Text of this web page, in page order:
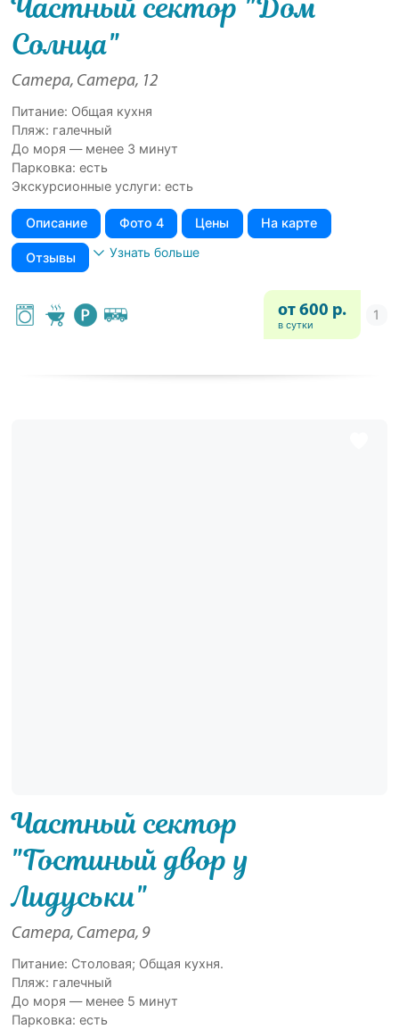
Солнца"
Сатера, Сатера, 12
Питание: Общая кухня
Пляж: галечный
До моря — менее 3 минут
Парковка: есть
Экскурсионные услуги: есть
Описание Фото 4 Цены На карте
Отзывы Узнать больше
от 600 р.
в сутки
Частный сектор
"Гостиный двор у
Лидуськи"
Сатера, Сатера, 9
Питание: Столовая; Общая кухня.
Пляж: галечный
До моря — менее 5 минут
Парковка: есть